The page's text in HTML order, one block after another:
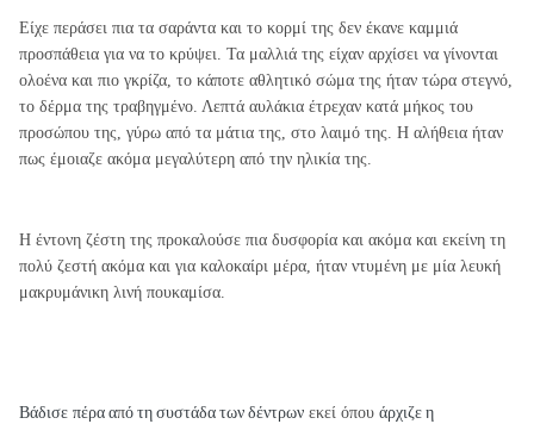
Είχε περάσει πια τα σαράντα και το κορμί της δεν έκανε καμμιά
προσπάθεια για να το κρύψει. Τα μαλλιά της είχαν αρχίσει να γίνονται
ολοένα και πιο γκρίζα, το κάποτε αθλητικό σώμα της ήταν τώρα στεγνό,
το δέρμα της τραβηγμένο. Λεπτά αυλάκια έτρεχαν κατά μήκος του
προσώπου της, γύρω από τα μάτια της, στο λαιμό της. Η αλήθεια ήταν
πως έμοιαζε ακόμα μεγαλύτερη από την ηλικία της.
Η έντονη ζέστη της προκαλούσε πια δυσφορία και ακόμα και εκείνη τη
πολύ ζεστή ακόμα και για καλοκαίρι μέρα, ήταν ντυμένη με μία λευκή
μακρυμάνικη λινή πουκαμίσα.
Βάδισε πέρα από τη συστάδα των δέντρων εκεί όπου άρχιζε η